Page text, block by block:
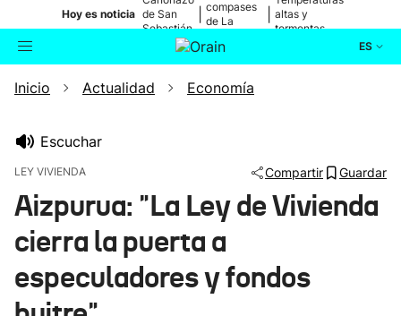
Hoy es noticia de San
Sebastián
compases
de La
altas y
tormentas
ES
Buscador Actualidad
Ikusmiran
Eguraldia
Inicio Actualidad Economía
Escuchar
LEY VIVIENDA Compartir Guardar
Aizpurua: "La Ley de Vivienda
cierra la puerta a
especuladores y fondos